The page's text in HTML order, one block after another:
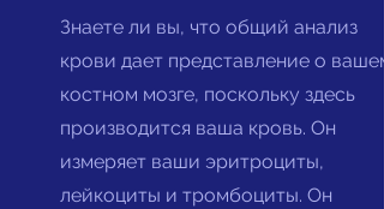
Знаете ли вы, что общий анализ
крови дает представление о вашем
костном мозге, поскольку здесь
производится ваша кровь. Он
измеряет ваши эритроциты,
лейкоциты и тромбоциты. Он